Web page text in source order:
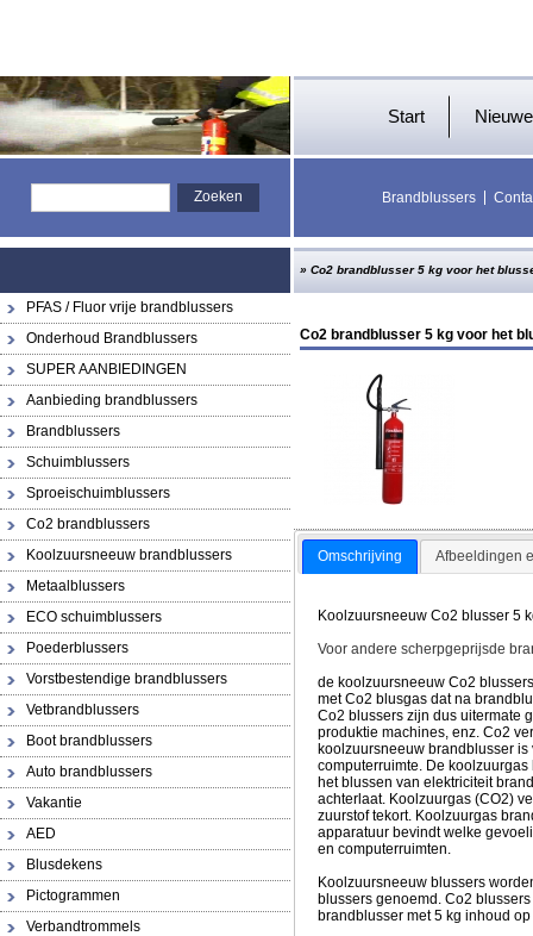
Start
Brandblussers
PFAS / Fluor vrije brandblussers
Onderhoud Brandblussers
SUPER AANBIEDINGEN
Aanbieding brandblussers
Brandblussers
Schuimblussers
Sproeischuimblussers
Co2 brandblussers
Koolzuursneeuw brandblussers
Metaalblussers
ECO schuimblussers
Poederblussers
Vorstbestendige brandblussers
Vetbrandblussers
Boot brandblussers
Auto brandblussers
Vakantie
AED
Blusdekens
Pictogrammen
Verbandtrommels
» Co2 brandblusser 5 kg voor het
Co2 brandblusser 5 kg voor het
Omschrijving Afbeeldingen
Koolzuursneeuw Co2 blusser 5
Voor andere scherpgeprijsde
de koolzuursneeuw Co2
met Co2 blusgas dat na
Co2 blussers zijn dus uitermate
produktie machines, enz. Co2
koolzuursneeuw brandblusser
computerruimte. De
het blussen van elektriciteit
achterlaat. Koolzuurgas (CO2)
zuurstof tekort. Koolzuurgas
apparatuur bevindt welke
en computerruimten.
Koolzuursneeuw blussers
blussers genoemd. Co2
brandblusser met 5 kg inhoud